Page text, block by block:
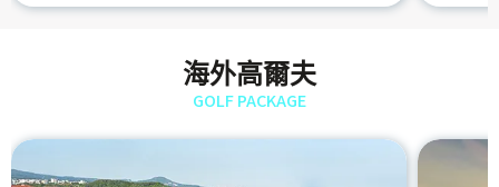
海外高爾夫
GOLF PACKAGE